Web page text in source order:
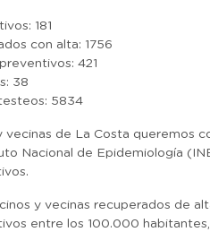
181
con alta: 1756
421
38
5834
vecinas de La Costa queremos
Nacional de Epidemiología
y vecinas recuperados de
entre los 100.000